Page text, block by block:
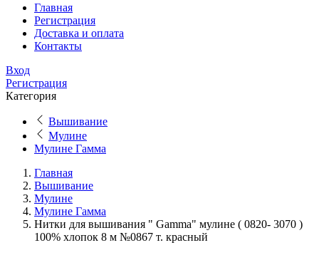
Главная
Регистрация
Доставка и оплата
Контакты
Вход
Регистрация
Категория
Вышивание
Мулине
Мулине Гамма
Главная
Вышивание
Мулине
Мулине Гамма
Нитки для вышивания " Gamma" мулине ( 0820- 3070 )
100% хлопок 8 м №0867 т. красный